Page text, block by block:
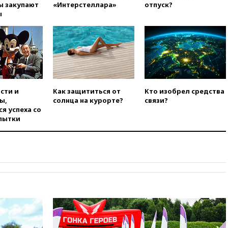
суда Венгрии согласился стать
вчера, 20:58Финляндия
введет экзамен для
претендентов на получение
гражданства
вчера, 20:12Минобороны
Болгарии: упавший в стране
беспилотник, скорее всего,
был украинским
Иран в атаке на судно
вчера, 18:56«Газпром»: объем
газа в европейских подземных
вчера, 18:25ТАСС: Уиткофф и
Кушнер могут вскоре посетить
закупают
«Интерстеллара»
отпуск?
и
успеха со
Как защититься от
солнца на курорте?
Кто изобрел средства
связи?